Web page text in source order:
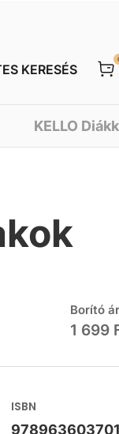
KERESÉS
KELLO
Borító ár
1 699
ISBN